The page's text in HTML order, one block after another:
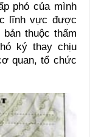
phó của mình
lĩnh vực được
thuộc thẩm
ký thay chịu
quan, tổ chức